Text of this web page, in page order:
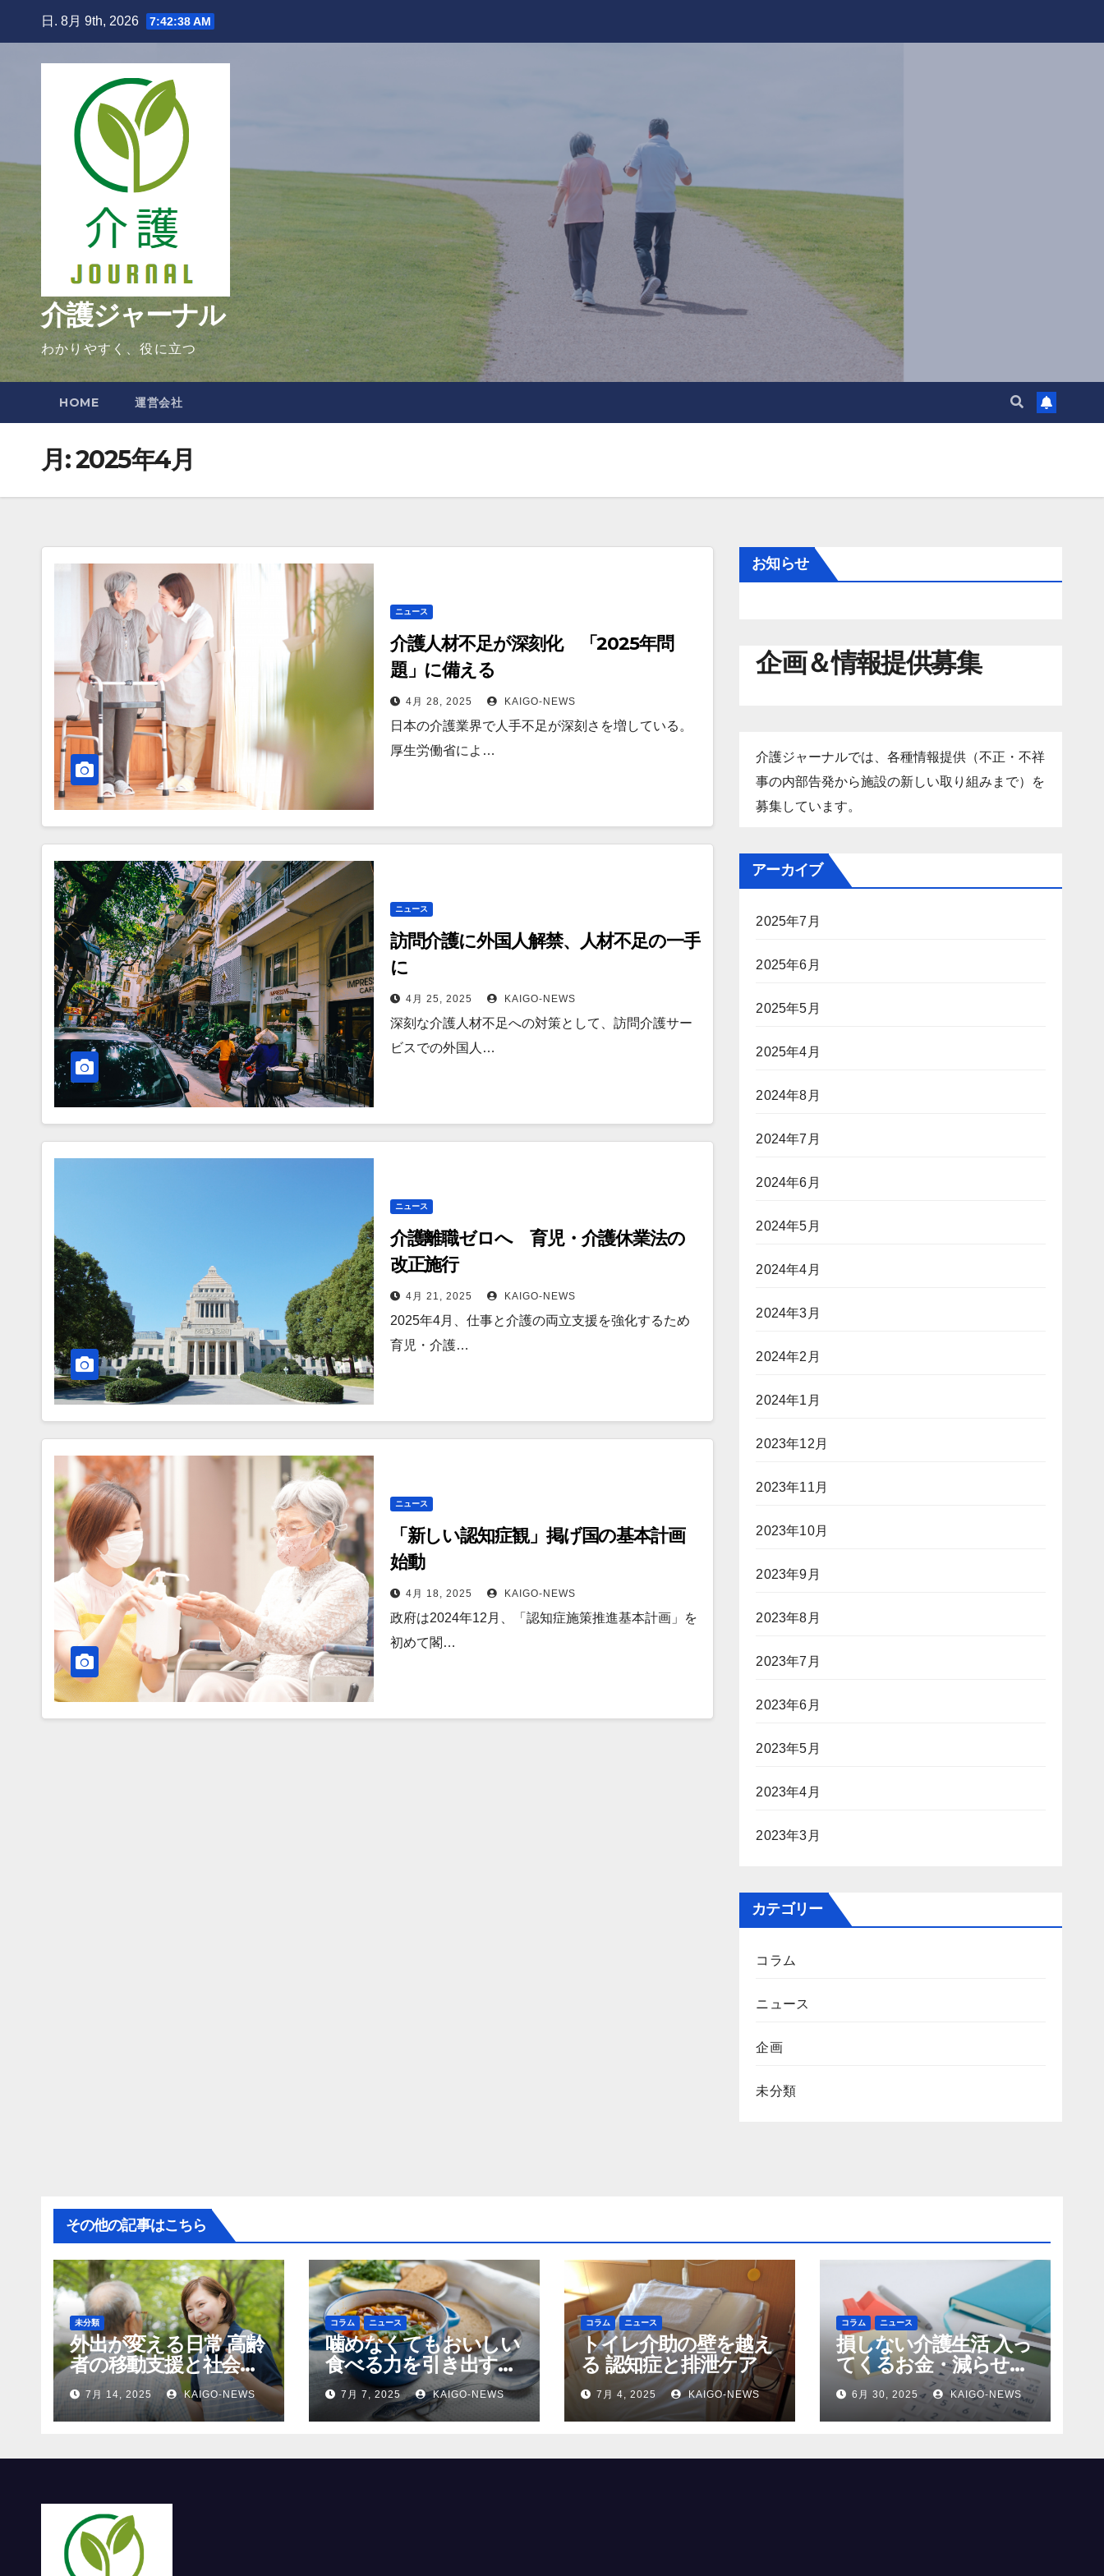
content
日. 8月 9th, 2026 7:42:39 AM
介護ジャーナル
わかりやすく、役に立つ
HOME 運営会社
月:2025年4月
ニュース
介護人材不足が深刻化 「2025年問
題」に備える
4月 28, 2025 KAIGO-NEWS
日本の介護業界で人手不足が深刻さを増している。
厚生労働省によ…
ニュース
訪問介護に外国人解禁、人材不足の一手
に
4月 25, 2025 KAIGO-NEWS
深刻な介護人材不足への対策として、訪問介護サー
ビスでの外国人…
ニュース
介護離職ゼロへ 育児・介護休業法の
改正施行
4月 21, 2025 KAIGO-NEWS
2025年4月、仕事と介護の両立支援を強化するため
育児・介護…
ニュース
「新しい認知症観」掲げ国の基本計画
始動
4月 18, 2025 KAIGO-NEWS
政府は2024年12月、「認知症施策推進基本計画」を
初めて閣…
お知らせ
企画＆情報提供募集
介護ジャーナルでは、各種情報提供（不正・不祥
事の内部告発から施設の新しい取り組みまで）を
募集しています。
アーカイブ
2025年7月
2025年6月
2025年5月
2025年4月
2024年8月
2024年7月
2024年6月
2024年5月
2024年4月
2024年3月
2024年2月
2024年1月
2023年12月
2023年11月
2023年10月
2023年9月
2023年8月
2023年7月
2023年6月
2023年5月
2023年4月
2023年3月
カテゴリー
コラム
ニュース
企画
未分類
その他の記事はこちら
未分類
外出が変える日常 高齢
者の移動支援と社会参
加7月 14, 2025 KAIGO-NEWS
コラム ニュース
噛めなくてもおいしい
食べる力を引き出す高
齢者の調理術
7月 7, 2025 KAIGO-NEWS
コラム ニュース
トイレ介助の壁を越え
る 認知症と排泄ケア
7月 4, 2025 KAIGO-NEWS
コラム ニュース
損しない介護生活 入っ
てくるお金・減らせる
支出の話
6月 30, 2025 KAIGO-NEWS